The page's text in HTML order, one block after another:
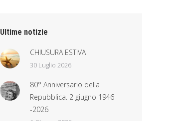
Ultime notizie
CHIUSURA ESTIVA
30 Luglio 2026
80° Anniversario della
Repubblica. 2 giugno 1946
-2026